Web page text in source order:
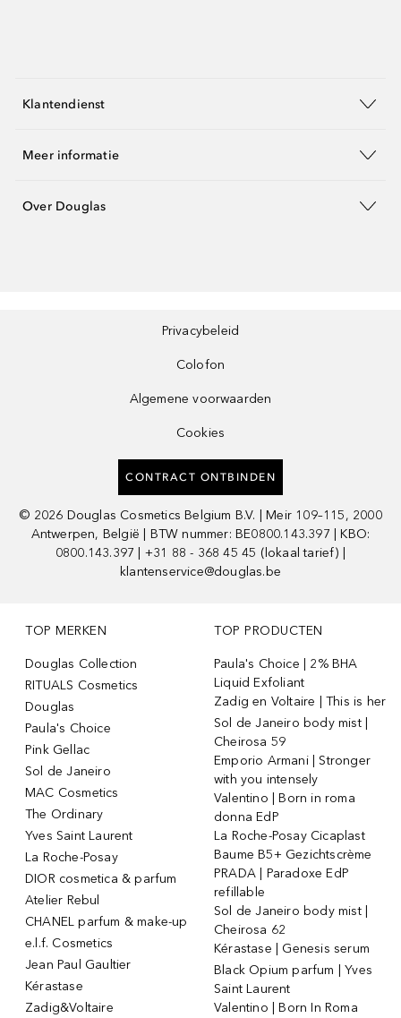
Klantendienst
Meer informatie
Over Douglas
Privacybeleid
Colofon
Algemene voorwaarden
Cookies
CONTRACT ONTBINDEN
© 2026 Douglas Cosmetics Belgium B.V. | Meir 109–115, 2000
Antwerpen, België | BTW nummer: BE0800.143.397 | KBO:
0800.143.397 | +31 88 - 368 45 45 (lokaal tarief) |
klantenservice@douglas.be
TOP MERKEN
Douglas Collection
RITUALS Cosmetics
Douglas
Paula's Choice
Pink Gellac
Sol de Janeiro
MAC Cosmetics
The Ordinary
Yves Saint Laurent
La Roche-Posay
DIOR cosmetica & parfum
Atelier Rebul
CHANEL parfum & make-up
e.l.f. Cosmetics
Jean Paul Gaultier
Kérastase
Zadig&Voltaire
TOP PRODUCTEN
Paula's Choice | 2% BHA
Liquid Exfoliant
Zadig en Voltaire | This is her
Sol de Janeiro body mist |
Cheirosa 59
Emporio Armani | Stronger
with you intensely
Valentino | Born in roma
donna EdP
La Roche-Posay Cicaplast
Baume B5+ Gezichtscrème
PRADA | Paradoxe EdP
refillable
Sol de Janeiro body mist |
Cheirosa 62
Kérastase | Genesis serum
Black Opium parfum | Yves
Saint Laurent
Valentino | Born In Roma